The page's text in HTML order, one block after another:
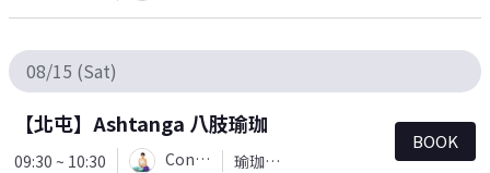
08/15 (Sat)
【北屯】Ashtanga 八肢瑜珈
09:30 ~ 10:30 Connie 瑜珈＆皮拉提斯
BOOK